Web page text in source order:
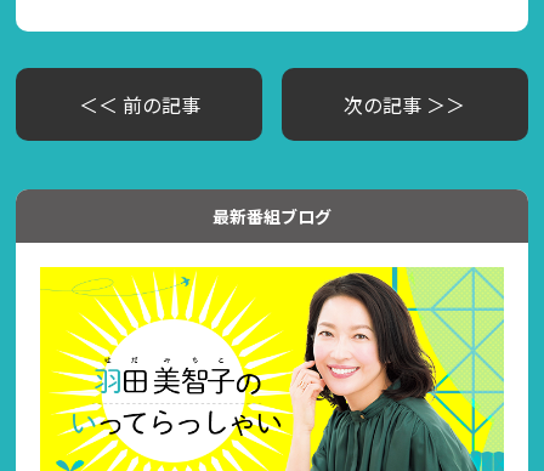
＜＜ 前の記事 次の記事 ＞＞
最新番組ブログ